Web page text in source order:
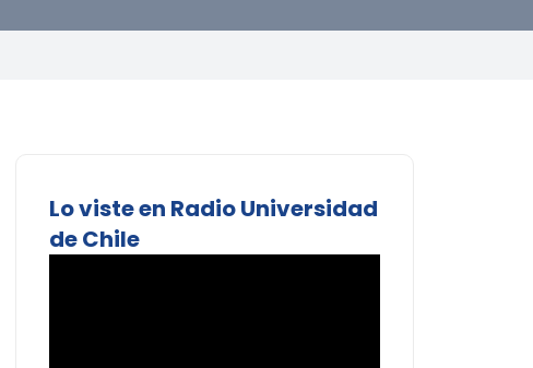
Lo viste en Radio Universidad
de Chile